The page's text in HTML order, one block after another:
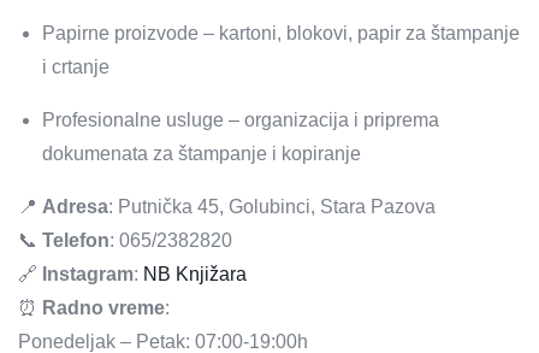
Papirne proizvode – kartoni, blokovi, papir za štampanje
i crtanje
Profesionalne usluge – organizacija i priprema
dokumenata za štampanje i kopiranje
📍 Adresa: Putnička 45, Golubinci, Stara Pazova
📞 Telefon: 065/2382820
🔗 Instagram: NB Knjižara
⏰ Radno vreme:
Ponedeljak – Petak: 07:00-19:00h